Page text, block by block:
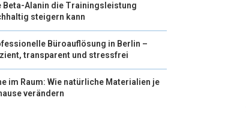
Beta-Alanin die Trainingsleistung
steigern kann
Büroauflösung in Berlin –
transparent und stressfrei
im Raum: Wie natürliche Materialien je
verändern